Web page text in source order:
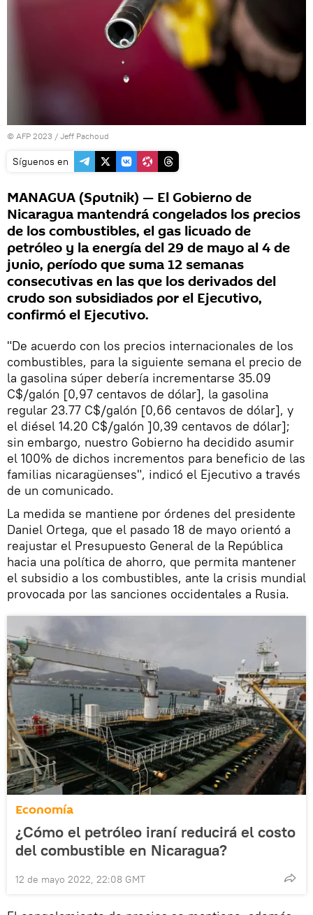
© AFP 2023 / Jeff Pachoud
Síguenos en
MANAGUA (Sputnik) — El Gobierno de
Nicaragua mantendrá congelados los precios
de los combustibles, el gas licuado de
petróleo y la energía del 29 de mayo al 4 de
junio, período que suma 12 semanas
consecutivas en las que los derivados del
crudo son subsidiados por el Ejecutivo,
confirmó el Ejecutivo.
"De acuerdo con los precios internacionales de los
combustibles, para la siguiente semana el precio de
la gasolina súper debería incrementarse 35.09
C$/galón [0,97 centavos de dólar], la gasolina
regular 23.77 C$/galón [0,66 centavos de dólar], y
el diésel 14.20 C$/galón ]0,39 centavos de dólar];
sin embargo, nuestro Gobierno ha decidido asumir
el 100% de dichos incrementos para beneficio de las
familias nicaragüenses", indicó el Ejecutivo a través
de un comunicado.
La medida se mantiene por órdenes del presidente
Daniel Ortega, que el pasado 18 de mayo orientó a
reajustar el Presupuesto General de la República
hacia una política de ahorro, que permita mantener
el subsidio a los combustibles, ante la crisis mundial
provocada por las sanciones occidentales a Rusia.
Economía
¿Cómo el petróleo iraní reducirá el costo
del combustible en Nicaragua?
12 de mayo 2022, 22:08 GMT